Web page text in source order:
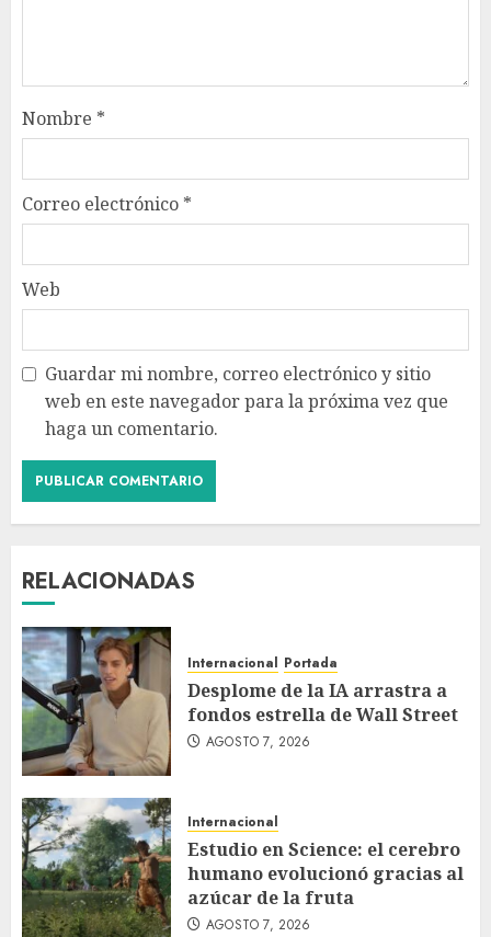
Nombre *
Correo electrónico *
Web
Guardar mi nombre, correo electrónico y sitio
web en este navegador para la próxima vez que
haga un comentario.
RELACIONADAS
Internacional Portada
Desplome de la IA arrastra a
fondos estrella de Wall Street
AGOSTO 7, 2026
Internacional
Estudio en Science: el cerebro
humano evolucionó gracias al
azúcar de la fruta
AGOSTO 7, 2026